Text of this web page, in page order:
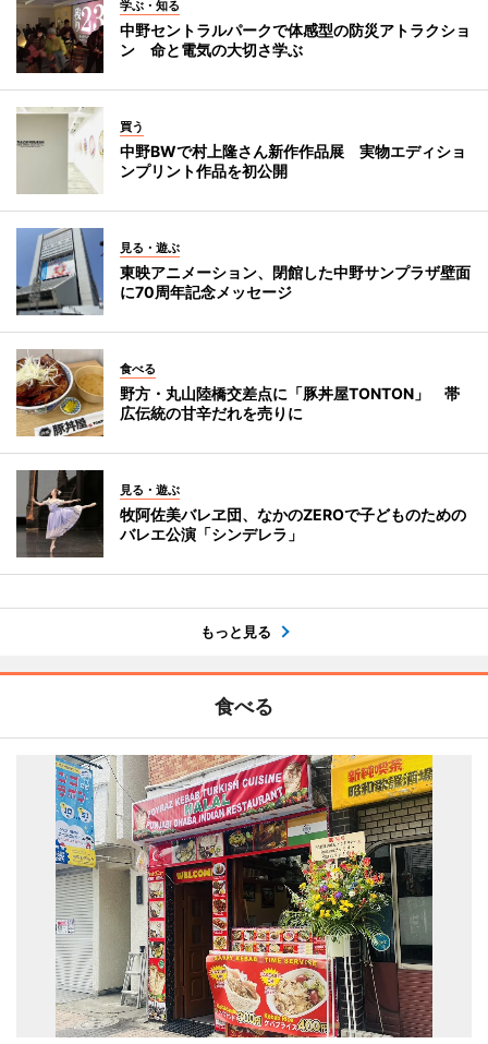
学ぶ・知る
中野セントラルパークで体感型の防災アトラクショ
ン 命と電気の大切さ学ぶ
買う
中野BWで村上隆さん新作作品展 実物エディショ
ンプリント作品を初公開
見る・遊ぶ
東映アニメーション、閉館した中野サンプラザ壁面
に70周年記念メッセージ
食べる
野方・丸山陸橋交差点に「豚丼屋TONTON」 帯
広伝統の甘辛だれを売りに
見る・遊ぶ
牧阿佐美バレヱ団、なかのZEROで子どものための
バレエ公演「シンデレラ」
もっと見る
食べる